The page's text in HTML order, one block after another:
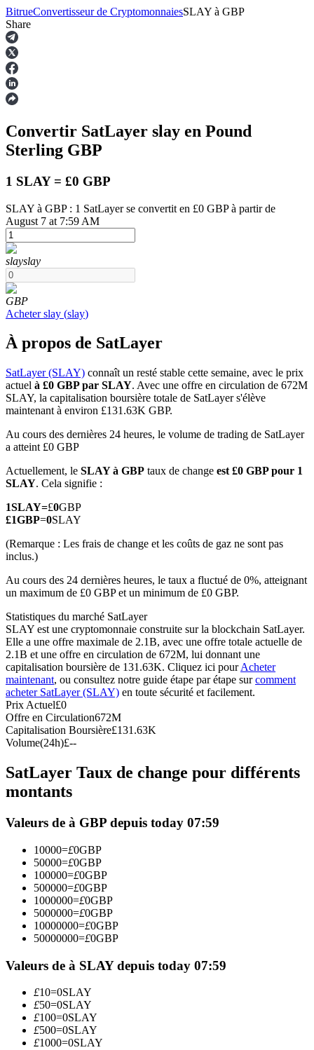
Contrats à terme
Futures USDT
Futures COIN-M
Contrats à terme sur crypto-monnaie
TradFi
Produits dérivés sur actions, forex, métaux précieux et matières
premières
Futures USDC
Futures utilisant l'USDC comme garantie
Profitez du partage des bénéfices et des commissions de copy
trading
BitrueConvertisseur de CryptomonnaiesSLAY à GBP
Share
Convertir SatLayer slay en Pound
Sterling GBP
1 SLAY = £0 GBP
SLAY à GBP : 1 SatLayer se convertit en £0 GBP à partir de
August 7 at 7:59 AM
slayslay
GBP
Acheter slay (slay)
À propos de SatLayer
SatLayer (SLAY) connaît un resté stable cette semaine, avec le prix
actuel à £0 GBP par SLAY. Avec une offre en circulation de 672M
SLAY, la capitalisation boursière totale de SatLayer s'élève
maintenant à environ £131.63K GBP.
Au cours des dernières 24 heures, le volume de trading de SatLayer
a atteint £0 GBP
Actuellement, le SLAY à GBP taux de change est £0 GBP pour 1
SLAY. Cela signifie :
1SLAY=£0GBP
£1GBP=0SLAY
(Remarque : Les frais de change et les coûts de gaz ne sont pas
inclus.)
Au cours des 24 dernières heures, le taux a fluctué de 0%, atteignant
un maximum de £0 GBP et un minimum de £0 GBP.
Statistiques du marché SatLayer
SLAY est une cryptomonnaie construite sur la blockchain SatLayer.
Elle a une offre maximale de 2.1B, avec une offre totale actuelle de
2.1B et une offre en circulation de 672M, lui donnant une
capitalisation boursière de 131.63K. Cliquez ici pourAcheter
maintenant, ou consultez notre guide étape par étape surcomment
acheter SatLayer (SLAY) en toute sécurité et facilement.
Prix Actuel£0
Offre en Circulation672M
Capitalisation Boursière£131.63K
Volume(24h)£--
SatLayer Taux de change pour différents
montants
Valeurs de à GBP depuis today 07:59
10000=£0GBP
50000=£0GBP
100000=£0GBP
500000=£0GBP
1000000=£0GBP
5000000=£0GBP
10000000=£0GBP
50000000=£0GBP
Valeurs de à SLAY depuis today 07:59
£10=0SLAY
£50=0SLAY
£100=0SLAY
£500=0SLAY
£1000=0SLAY